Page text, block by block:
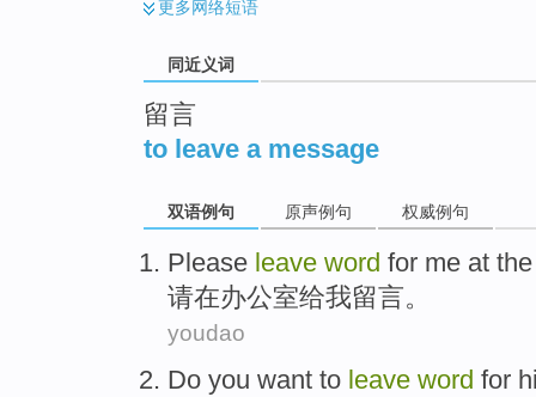
更多网络短语
同近义词
留言
to leave a message
双语例句 原声例句 权威例句
Please leave word for me at
请在办公室给我留言。
youdao
Do you want to leave word for